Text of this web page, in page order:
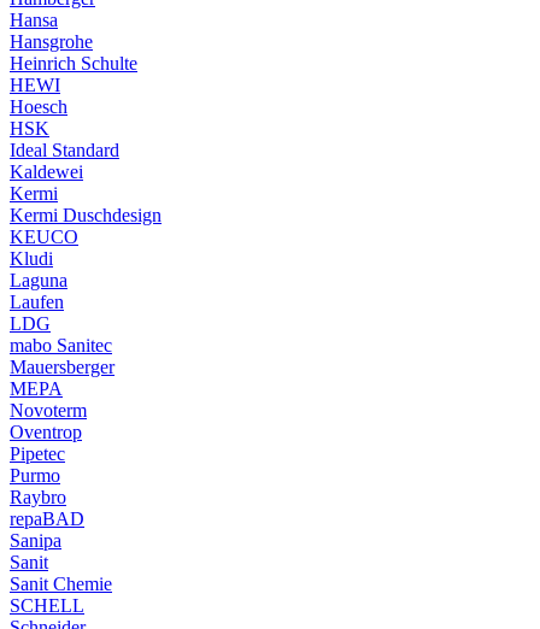
Hansa
Hansgrohe
Heinrich Schulte
HEWI
Hoesch
HSK
Ideal Standard
Kaldewei
Kermi
Kermi Duschdesign
KEUCO
Kludi
Laguna
Laufen
LDG
mabo Sanitec
Mauersberger
MEPA
Novoterm
Oventrop
Pipetec
Purmo
Raybro
repaBAD
Sanipa
Sanit
Sanit Chemie
SCHELL